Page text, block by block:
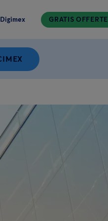
Digimex GRATIS OFFERTE